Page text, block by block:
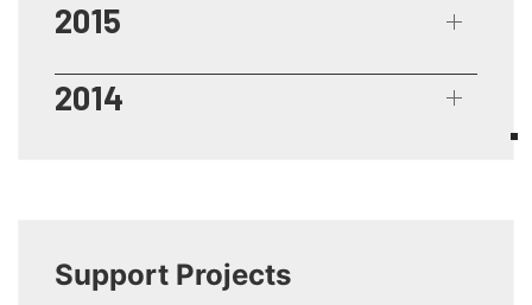
2015
2014
Support Projects